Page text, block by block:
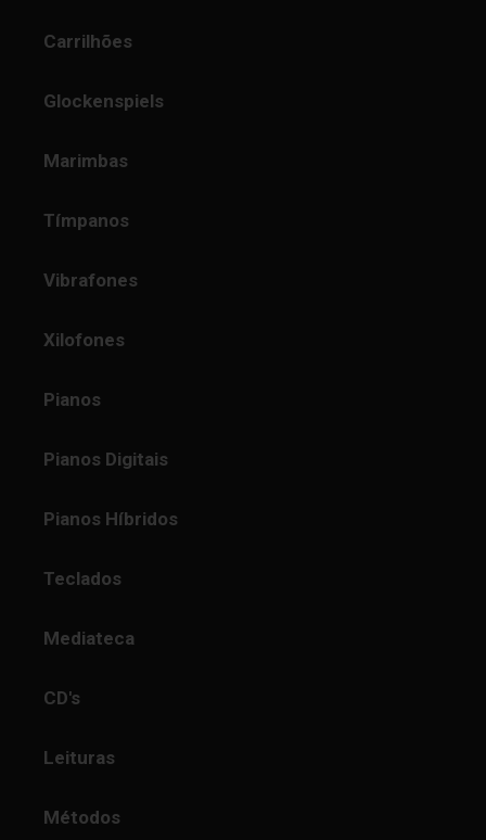
Carrilhões
Glockenspiels
Marimbas
Tímpanos
Vibrafones
Xilofones
Pianos
Pianos Digitais
Pianos Híbridos
Teclados
Mediateca
CD's
Leituras
Métodos